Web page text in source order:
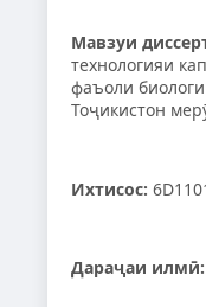
Мавзуи
технологияи
фаъоли
Тоҷикистон
Ихтисос:
Дараҷаи илмӣ: